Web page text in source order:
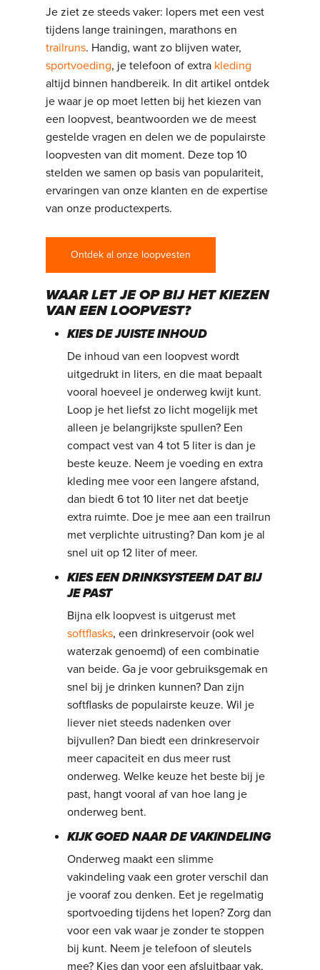
Je ziet ze steeds vaker: lopers met een vest
tijdens lange trainingen, marathons en
trailruns. Handig, want zo blijven water,
sportvoeding, je telefoon of extra kleding
altijd binnen handbereik. In dit artikel ontdek
je waar je op moet letten bij het kiezen van
een loopvest, beantwoorden we de meest
gestelde vragen en delen we de populairste
loopvesten van dit moment. Deze top 10
stelden we samen op basis van populariteit,
ervaringen van onze klanten en de expertise
van onze productexperts.
Ontdek al onze loopvesten
WAAR LET JE OP BIJ HET KIEZEN
VAN EEN LOOPVEST?
KIES DE JUISTE INHOUD
De inhoud van een loopvest wordt
uitgedrukt in liters, en die maat bepaalt
vooral hoeveel je onderweg kwijt kunt.
Loop je het liefst zo licht mogelijk met
alleen je belangrijkste spullen? Een
compact vest van 4 tot 5 liter is dan je
beste keuze. Neem je voeding en extra
kleding mee voor een langere afstand,
dan biedt 6 tot 10 liter net dat beetje
extra ruimte. Doe je mee aan een trailrun
met verplichte uitrusting? Dan kom je al
snel uit op 12 liter of meer.
KIES EEN DRINKSYSTEEM DAT BIJ
JE PAST
Bijna elk loopvest is uitgerust met
softflasks, een drinkreservoir (ook wel
waterzak genoemd) of een combinatie
van beide. Ga je voor gebruiksgemak en
snel bij je drinken kunnen? Dan zijn
softflasks de populairste keuze. Wil je
liever niet steeds nadenken over
bijvullen? Dan biedt een drinkreservoir
meer capaciteit en dus meer rust
onderweg. Welke keuze het beste bij je
past, hangt vooral af van hoe lang je
onderweg bent.
KIJK GOED NAAR DE VAKINDELING
Onderweg maakt een slimme
vakindeling vaak een groter verschil dan
je vooraf zou denken. Eet je regelmatig
sportvoeding tijdens het lopen? Zorg dan
voor een vak waar je zonder te stoppen
bij kunt. Neem je telefoon of sleutels
mee? Kies dan voor een afsluitbaar vak,